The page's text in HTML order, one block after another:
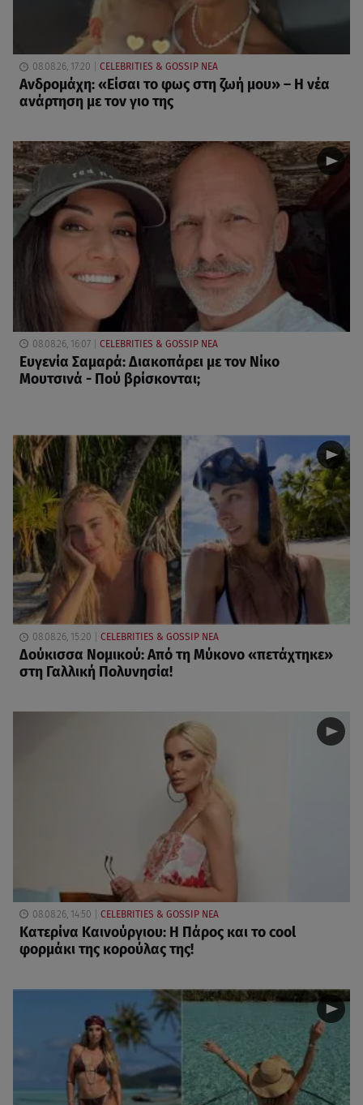
08.08.26, 17:20 CELEBRITIES & GOSSIP ΝΕΑ
Ανδρομάχη: «Είσαι το φως στη ζωή μου» – Η νέα
ανάρτηση με τον γιο της
08.08.26, 16:07 CELEBRITIES & GOSSIP ΝΕΑ
Ευγενία Σαμαρά: Διακοπάρει με τον Νίκο
Μουτσινά - Πού βρίσκονται;
08.08.26, 15:20 CELEBRITIES & GOSSIP ΝΕΑ
Δούκισσα Νομικού: Από τη Μύκονο «πετάχτηκε»
στη Γαλλική Πολυνησία!
08.08.26, 14:50 CELEBRITIES & GOSSIP ΝΕΑ
Κατερίνα Καινούργιου: Η Πάρος και το cool
φορμάκι της κορούλας της!